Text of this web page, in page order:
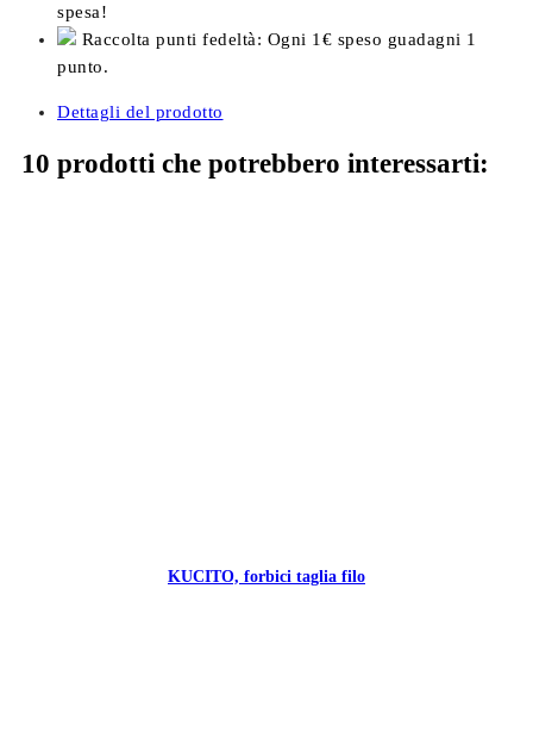
spesa!
Raccolta punti fedeltà: Ogni 1€ speso guadagni 1
punto.
Dettagli del prodotto
10 prodotti che potrebbero interessarti:
KUCITO, forbici taglia filo